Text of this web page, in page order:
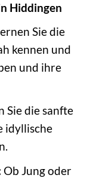
Hiddingen
Sie die
kennen und
und ihre
Sie die sanfte
idyllische
Ob Jung oder